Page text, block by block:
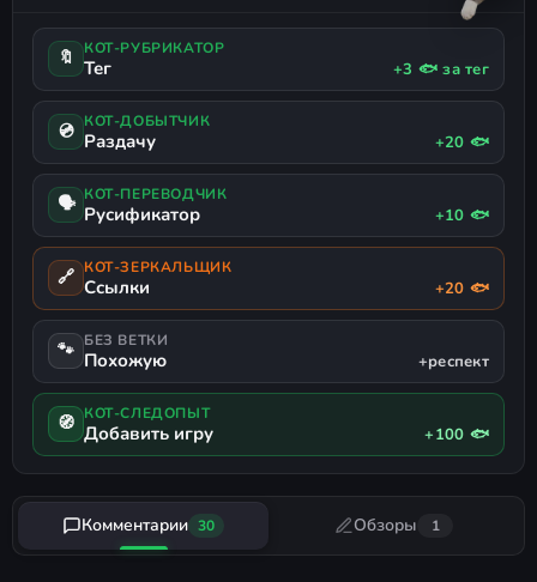
🔖 КОТ-РУБРИКАТОР
Тег +3 🐟 за тег
💿 КОТ-ДОБЫТЧИК
Раздачу +20 🐟
🗣 КОТ-ПЕРЕВОДЧИК
Русификатор +10 🐟
🔗 КОТ-ЗЕРКАЛЬЩИК
Ссылки +20 🐟
🐾 БЕЗ ВЕТКИ
Похожую +респект
🧭 КОТ-СЛЕДОПЫТ
Добавить игру +100 🐟
Комментарии 30 Обзоры 1